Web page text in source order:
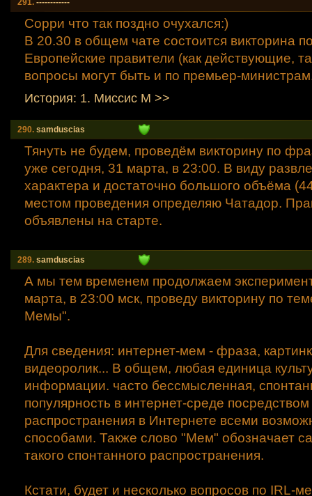
291. ------------
Сорри что так поздно очухался:)
В 20.30 в общем чате состоится викторина
Европейские правители (как действующие,
вопросы могут быть и по премьер-
История: 1. Миссис М >>
290. samduscias
Тянуть не будем, проведём викторину по
уже сегодня, 31 марта, в 23:00. В виду
характера и достаточно большого объёма
местом проведения определяю Чатадор.
объявлены на старте.
289. samduscias
А мы тем временем продолжаем
марта, в 23:00 мск, проведу викторину по
Мемы".
Для сведения: интернет-мeм - фраза,
видеоролик... В общем, любая единица
информации. часто бессмысленная,
популярность в интернет-среде посредством
распространения в Интернете всеми
способами. Также слово "Мем" обозначает
такого спонтанного распространения.
Кстати, будет и несколько вопросов по IRL-